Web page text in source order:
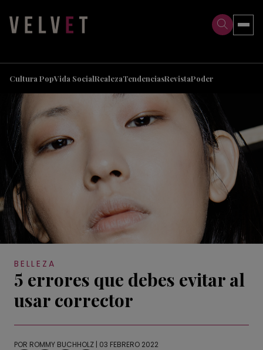
Cultura PopVida SocialRealezaTendenciasRevistaPoder
BELLEZA
5 errores que debes evitar al
usar corrector
POR ROMMY BUCHHOLZ | 03 FEBRERO 2022